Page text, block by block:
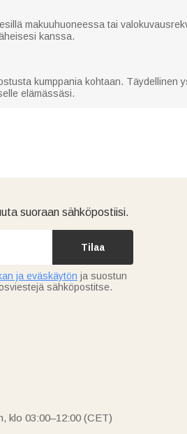
makuuhuoneessa tai
kanssa.
kumppania kohtaan. Täydellinen
elämässäsi.
suoraan sähköpostiisi.
Tilaa
ja eväskäytön ja suostun
sähköpostitse.
klo 03:00–12:00 (CET)